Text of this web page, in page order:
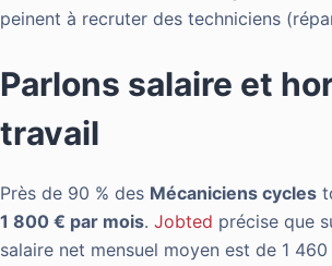
peinent à recruter des techniciens
Parlons salaire et
travail
Près de 90 % des Mécaniciens cycles
1 800 € par mois. Jobted précise que
salaire net mensuel moyen est de 1⁠